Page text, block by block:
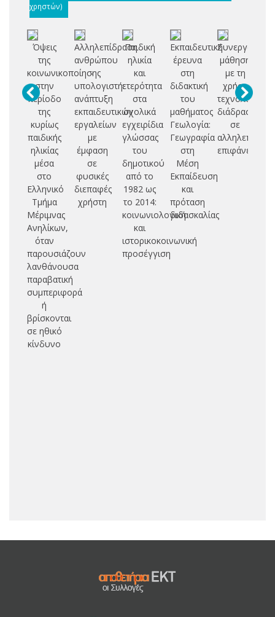
χρηστών)
Όψεις
της
κοινωνικοποίησης
στην
περίοδο
της
κυρίως
παιδικής
ηλικίας
μέσα
στο
Ελληνικό
Τμήμα
Μέριμνας
Ανηλίκων,
όταν
παρουσιάζουν
λανθάνουσα
παραβατική
συμπεριφορά
ή
βρίσκονται
σε ηθικό
κίνδυνο
Αλληλεπίδραση
ανθρώπου
-
υπολογιστή:
ανάπτυξη
εκπαιδευτικών
εργαλείων
με
έμφαση
σε
φυσικές
διεπαφές
χρήστη
Παιδική
ηλικία
και
ετερότητα
στα
σχολικά
εγχειρίδια
γλώσσας
του
δημοτικού
από το
1982 ως
το 2014:
κοινωνιολογική
και
ιστορικοκοινωνική
προσέγγιση
Εκπαιδευτική
έρευνα
στη
διδακτική
του
μαθήματος
Γεωλογία:
Γεωγραφία
στη
Μέση
Εκπαίδευση
και
πρόταση
διδασκαλίας
Συνεργατική
μάθηση
με τη
χρήση
τεχνολογιών
διάδρασης
σε
επιφάνειες